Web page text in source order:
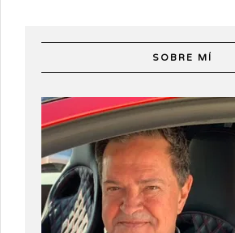
SOBRE MÍ